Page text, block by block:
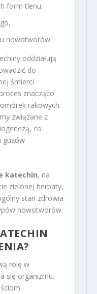
form tlenu,
nowotworów.
oddziałują
do
śmierci
znacząco
rakowych.
związane z
co
guzów
katechin, na
zielonej herbaty,
stan zdrowia
nowotworów.
rolę w
się organizmu.